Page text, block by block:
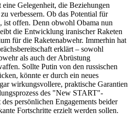
Gelegenheit, die Beziehungen
verbessern. Ob das Potential für
ist offen. Denn obwohl Obama nun
die Entwicklung iranischer Raketen
für die Raketenabwehr. Immerhin hat
erklärt – sowohl
als auch der Abrüstung
Sollte Putin von den russischen
könnte er durch ein neues
wirkungsvollere, praktische Garantien
des "New START"-
persönlichen Engagements beider
Fortschritte erzielt werden sollen.